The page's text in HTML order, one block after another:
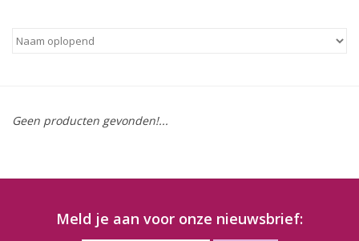
Geen producten gevonden!...
Meld je aan voor onze nieuwsbrief: